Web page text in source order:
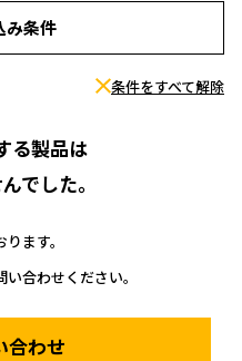
み条件
条件をすべて解除
る製品は
でした。
ます。
合わせください。
合わせ